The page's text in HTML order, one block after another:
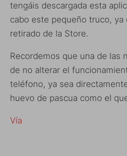
tengáis descargada esta
cabo este pequeño truco, ya
retirado de la Store.
Recordemos que una de las
de no alterar el
teléfono, ya sea
huevo de pascua como el
Vía